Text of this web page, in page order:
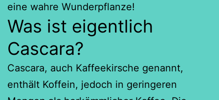
eine wahre Wunderpflanze!
Was ist eigentlich
Cascara?
Cascara, auch Kaffeekirsche genannt,
enthält Koffein, jedoch in geringeren